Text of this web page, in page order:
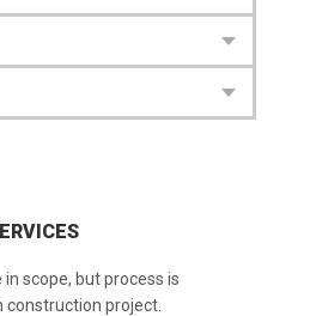
scope, but process is
construction project.